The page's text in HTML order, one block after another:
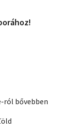
ról bővebben